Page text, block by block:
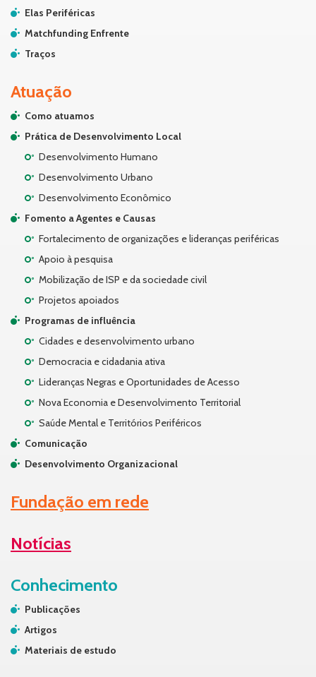
Elas Periféricas
Matchfunding Enfrente
Traços
Atuação
Como atuamos
Prática de Desenvolvimento Local
Desenvolvimento Humano
Desenvolvimento Urbano
Desenvolvimento Econômico
Fomento a Agentes e Causas
Fortalecimento de organizações e lideranças periféricas
Apoio à pesquisa
Mobilização de ISP e da sociedade civil
Projetos apoiados
Programas de influência
Cidades e desenvolvimento urbano
Democracia e cidadania ativa
Lideranças Negras e Oportunidades de Acesso
Nova Economia e Desenvolvimento Territorial
Saúde Mental e Territórios Periféricos
Comunicação
Desenvolvimento Organizacional
Fundação em rede
Notícias
Conhecimento
Publicações
Artigos
Materiais de estudo